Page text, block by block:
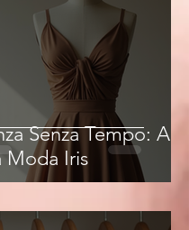
Senza Tempo: Abiti
Moda Iris